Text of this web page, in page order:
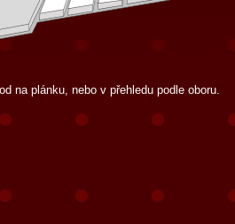
na plánku, nebo v přehledu podle oboru.